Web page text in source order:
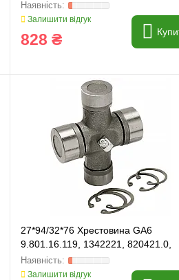
Залишити відгук
828 ₴
27*94/32*76 Хрестовина GA6
9.801.16.119, 1342221, 820421.0,
820421
Залишити відгук